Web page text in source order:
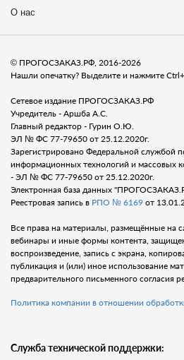
О нас
© ПРОГОСЗАКАЗ.РФ, 2016-2026
Нашли опечатку? Выделите и нажмите
Сетевое издание ПРОГОСЗАКАЗ.РФ
Учредитель - Аршба А.С.
Главный редактор - Гурин О.Ю.
ЭЛ № ФС 77-79650 от 25.12.2020г.
Зарегистрировано Федеральной службой
информационных технологий и массовых
- ЭЛ № ФС 77-79650 от 25.12.2020г.
Электронная база данных
Реестровая запись в РПО № 6169 от
Все права на материалы, размещённые на
вебинары и иные формы контента,
воспроизведение, запись с экрана,
публикация и (или) иное использование
предварительного письменного согласия
Политика компании в отношении
Служба технической поддержки: